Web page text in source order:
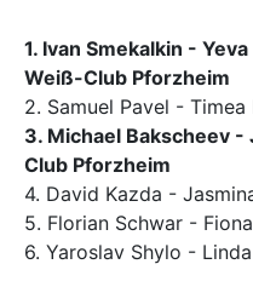
1. Ivan Smekalkin -
Weiß-Club Pforzheim
2. Samuel Pavel - Timea
3. Michael Bakscheev
Club Pforzheim
4. David Kazda -
5. Florian Schwar -
6. Yaroslav Shylo -